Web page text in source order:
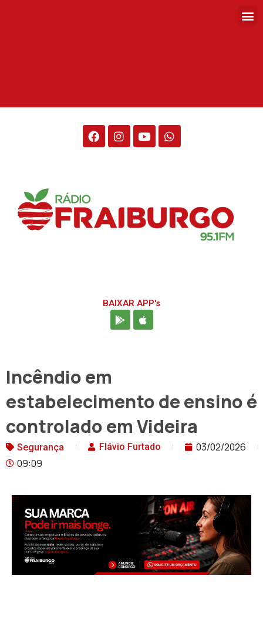
BAIXAR APP's
Incêndio em
estabelecimento de ensino é
controlado em Videira
Segurança Flávio Furtado
03/02/2026
09:09